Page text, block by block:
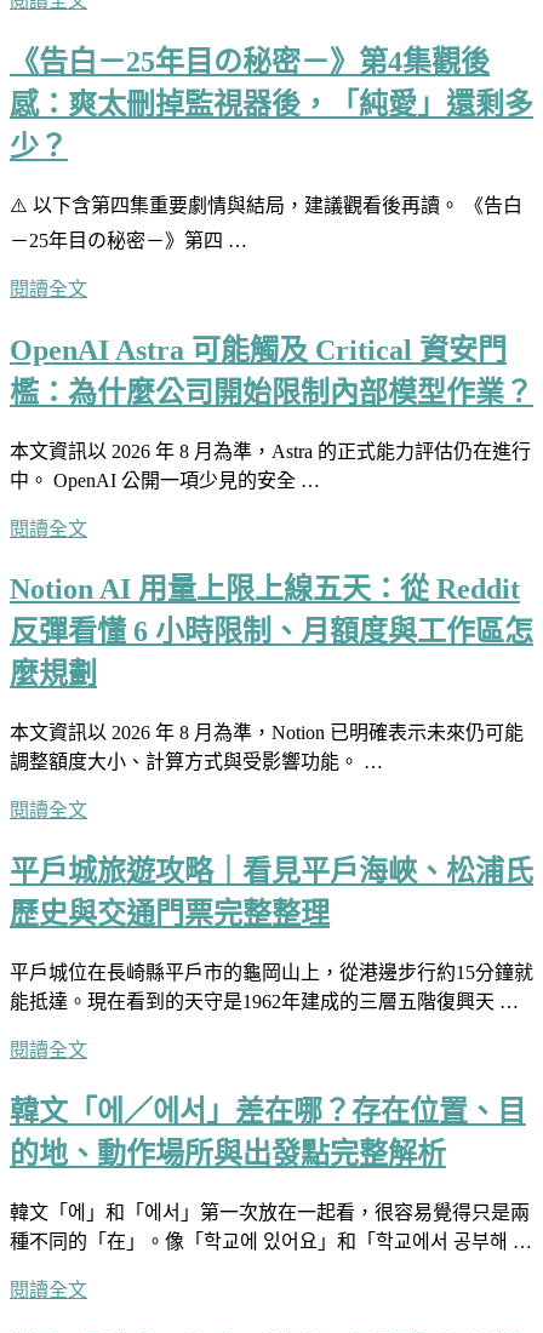
《告白－25年目の秘密－》第4集觀後
感：爽太刪掉監視器後，「純愛」還剩多
少？
⚠️ 以下含第四集重要劇情與結局，建議觀看後再讀。 《告白
－25年目の秘密－》第四 …
閱讀全文
OpenAI Astra 可能觸及 Critical 資安門
檻：為什麼公司開始限制內部模型作業？
本文資訊以 2026 年 8 月為準，Astra 的正式能力評估仍在進行
中。 OpenAI 公開一項少見的安全 …
閱讀全文
Notion AI 用量上限上線五天：從 Reddit
反彈看懂 6 小時限制、月額度與工作區怎
麼規劃
本文資訊以 2026 年 8 月為準，Notion 已明確表示未來仍可能
調整額度大小、計算方式與受影響功能。 …
閱讀全文
平戶城旅遊攻略｜看見平戶海峽、松浦氏
歷史與交通門票完整整理
平戶城位在長崎縣平戶市的龜岡山上，從港邊步行約15分鐘就
能抵達。現在看到的天守是1962年建成的三層五階復興天 …
閱讀全文
韓文「에／에서」差在哪？存在位置、目
的地、動作場所與出發點完整解析
韓文「에」和「에서」第一次放在一起看，很容易覺得只是兩
種不同的「在」。像「학교에 있어요」和「학교에서 공부해 …
閱讀全文